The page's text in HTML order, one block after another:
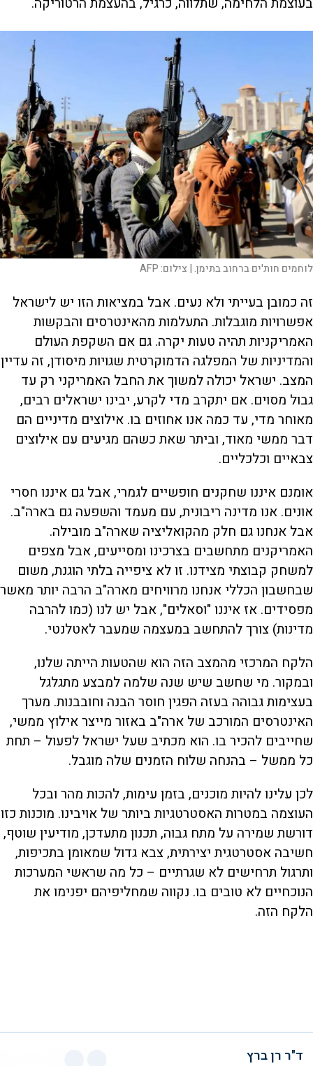
לוחמים חות'ים ברחוב בתימן. | צילום:AFP
זה כמובן בעייתי ולא נעים. אבל במציאות הזו יש לישראל
אפשרויות מוגבלות. התעלמות מהאינטרסים והבקשות
האמריקניות תהיה טעות יקרה. גם אם השקפת העולם
והמדיניות של המפלגה הדמוקרטית שגויות מיסודן, זה עדיין
המצב. ישראל יכולה למשוך את החבל האמריקני רק עד
גבול מסוים. אם יתקרב מדי לקרע, יבינו ישראלים רבים,
מאוחר מדי, עד כמה אנו אחוזים בו. אילוצים מדיניים הם
דבר ממשי מאוד, וביתר שאת כשהם מגיעים עם אילוצים
צבאיים וכלכליים.
אומנם איננו שחקנים חופשיים לגמרי, אבל גם איננו חסרי
אונים. אנו מדינה ריבונית, עם מעמד והשפעה גם בארה"ב.
אבל אנחנו גם חלק מהקואליציה שארה"ב מובילה.
האמריקנים מתחשבים בצרכינו ומסייעים, אבל מצפים
למשחק קבוצתי מצידנו. זו לא ציפייה בלתי הוגנת, משום
שבחשבון הכללי אנחנו מרוויחים מארה"ב הרבה יותר מאשר
מפסידים. אז איננו "וסאלים", אבל יש לנו (כמו להרבה
מדינות) צורך להתחשב במעצמה שמעבר לאטלנטי.
הלקח המרכזי מהמצב הזה הוא שהטעות הייתה שלנו,
ובמקור. מי שחשב שיש שנה שלמה למבצע מתגלגל
בעצימות גבוהה בעזה הפגין חוסר הבנה וחובבנות. מערך
האינטרסים המורכב של ארה"ב באזור מייצר אילוץ ממשי,
שחייבים להכיר בו. הוא מכתיב שעל ישראל לפעול – תחת
כל ממשל – בהנחה שלוח הזמנים שלה מוגבל.
לכן עלינו להיות מוכנים, בזמן עימות, להכות מהר ובכל
העוצמה במטרות האסטרטגיות ביותר של אויבינו. מוכנות כזו
דורשת שמירה על מתח גבוה, תכנון מתעדכן, מודיעין שוטף,
חשיבה אסטרטגית יצירתית, צבא גדול שמאומן בתכיפות,
ותרגול תרחישים לא שגרתיים – כל מה שראשי המערכות
הנוכחיים לא טובים בו. נקווה שמחליפיהם יפנימו את
הלקח הזה.
ד"ר רן ברץ